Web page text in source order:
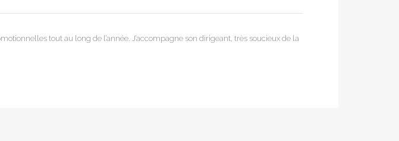
tout au long de l’année. J’accompagne son dirigeant, très soucieux de la